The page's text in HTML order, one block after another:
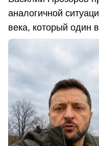
аналогичной
века, который один